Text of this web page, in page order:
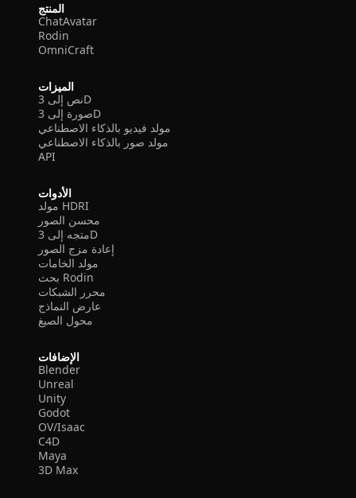
المنتج
ChatAvatar
Rodin
OmniCraft
الميزات
نص إلى 3D
صورة إلى 3D
مولد فيديو بالذكاء الاصطناعي
مولد صور بالذكاء الاصطناعي
API
الأدوات
مولد HDRI
محسن الصور
متجه إلى 3D
إعادة مزج الصور
مولد الخامات
بحث Rodin
محرر الشبكات
عارض النماذج
محول الصيغ
الإضافات
Blender
Unreal
Unity
Godot
OV/Isaac
C4D
Maya
3D Max